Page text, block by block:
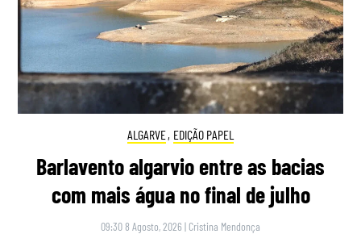
ALGARVE, EDIÇÃO PAPEL
Barlavento algarvio entre as bacias
com mais água no final de julho
09:30 8 Agosto, 2026 | Cristina Mendonça